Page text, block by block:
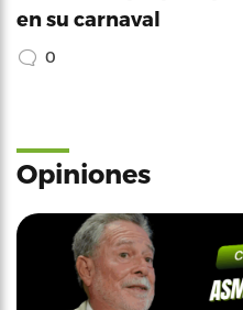
en su carnaval
0
Opiniones